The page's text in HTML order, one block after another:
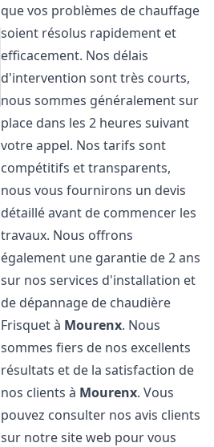
que vos problèmes de chauffage
soient résolus rapidement et
efficacement. Nos délais
d'intervention sont très courts,
nous sommes généralement sur
place dans les 2 heures suivant
votre appel. Nos tarifs sont
compétitifs et transparents,
nous vous fournirons un devis
détaillé avant de commencer les
travaux. Nous offrons
également une garantie de 2 ans
sur nos services d'installation et
de dépannage de chaudière
Frisquet à Mourenx. Nous
sommes fiers de nos excellents
résultats et de la satisfaction de
nos clients à Mourenx. Vous
pouvez consulter nos avis clients
sur notre site web pour vous